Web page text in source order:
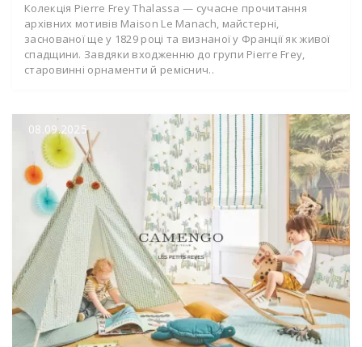
Колекція Pierre Frey Thalassa — сучасне прочитання
архівних мотивів Maison Le Manach, майстерні,
заснованої ще у 1829 році та визнаної у Франції як живої
спадщини. Завдяки входженню до групи Pierre Frey,
старовинні орнаменти й реміснич..
08.09.2025